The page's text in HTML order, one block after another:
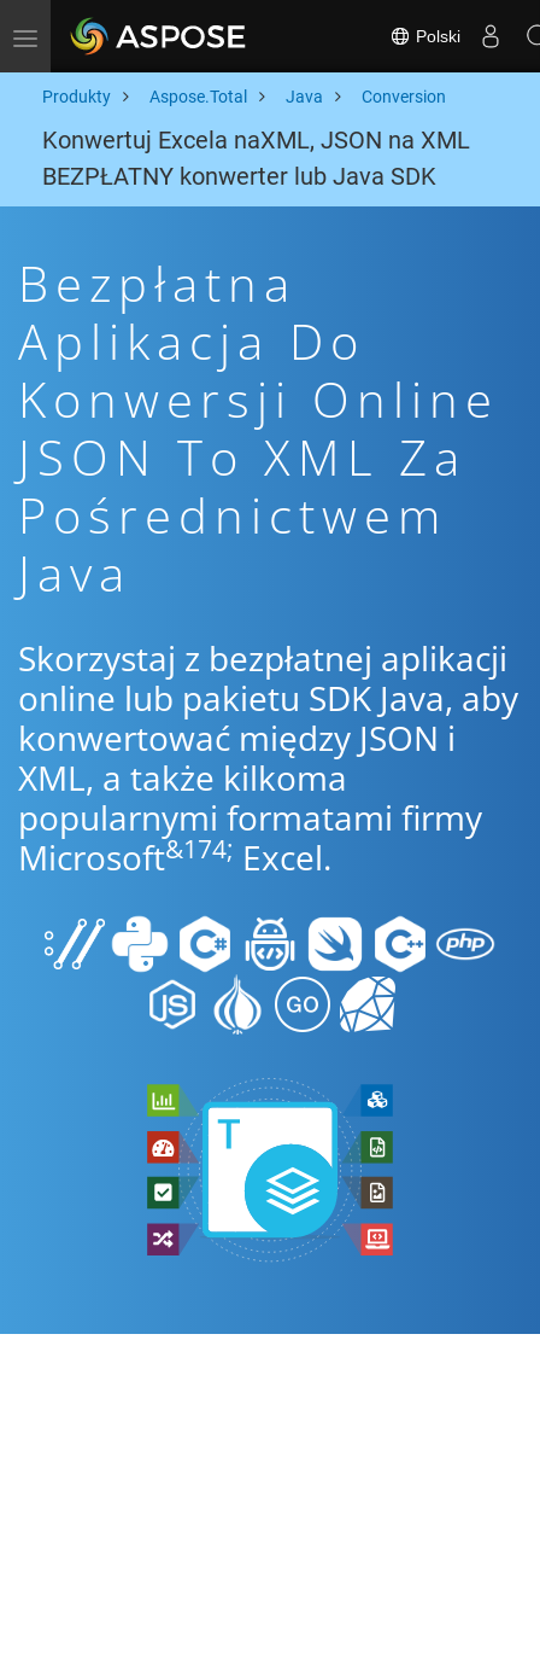
Toggle navigation Polski
Produkty Aspose.Total Java Conversion
Konwertuj Excela naXML, JSON na XML
BEZPŁATNY konwerter lub Java SDK
Bezpłatna
Aplikacja Do
Konwersji Online
JSON To XML Za
Pośrednictwem
Java
Skorzystaj z bezpłatnej aplikacji
online lub pakietu SDK Java, aby
konwertować między JSON i
XML, a także kilkoma
popularnymi formatami firmy
Microsoft&174; Excel.